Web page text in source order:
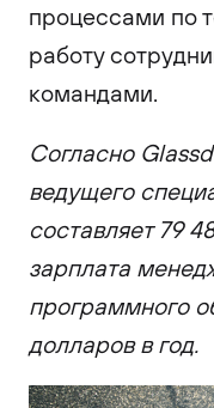
процессами по
работу
командами.
Согласно
ведущего
составляет 79
зарплата
программного
долларов в год.